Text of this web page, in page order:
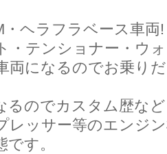
・ヘラフラベース車両!
・テンショナー・ウ
両になるのでお乗り
るのでカスタム歴な
レッサー等のエンジ
す。